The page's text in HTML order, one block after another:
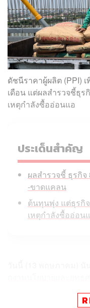
ดัชนีราคาผู้ผลิต (PPI)
เดือน แต่ผลสำรวจชี้ธุร
เหตุกำลังซื้ออ่อนแอ
ประเด็นสำคัญ
ผลสำรวจชี้ ธุรกิ
-ขาดแคลน
ต้นทุนพุ่ง แต่ธุรกิ
เหตุกำลังซื้ออ่อน
ราคาที่ใช้วัดแรงกดดัน